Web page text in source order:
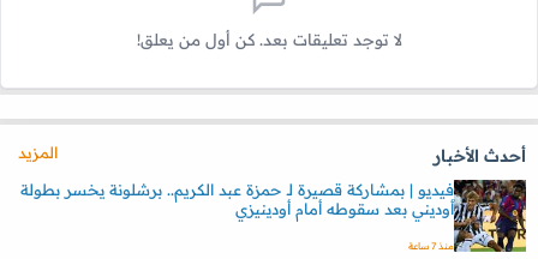
لا توجد تعليقات بعد. كن أول من يعلق!
أحدث الأخبار
المزيد
فيديو | بمشاركة قصيرة لـ حمزة عبد الكريم.. برشلونة يخسر بطولة
أوديني بعد سقوطه أمام أودينيزي
منذ 7 ساعة